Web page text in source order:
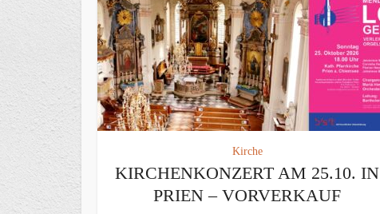
Kirche
KIRCHENKONZERT AM 25.10. IN
PRIEN – VORVERKAUF